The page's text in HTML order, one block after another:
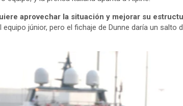
aprovechar la situación y mejorar su
júnior, pero el fichaje de Dunne daría un